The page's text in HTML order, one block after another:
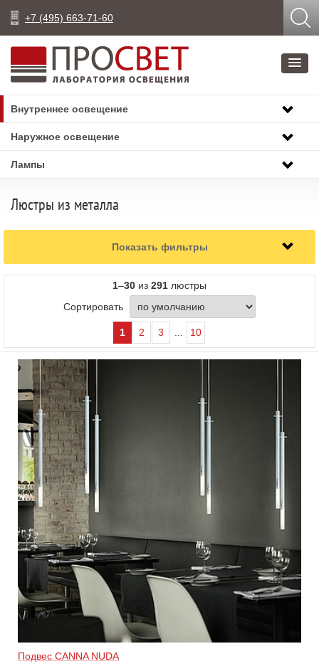
+7 (495) 663-71-60
Внутреннее освещение
Наружное освещение
Лампы
Люстры из металла
Показать фильтры
1–30 из 291 люстры
Сортировать
1 2 3 10
Подвес CANNA NUDA